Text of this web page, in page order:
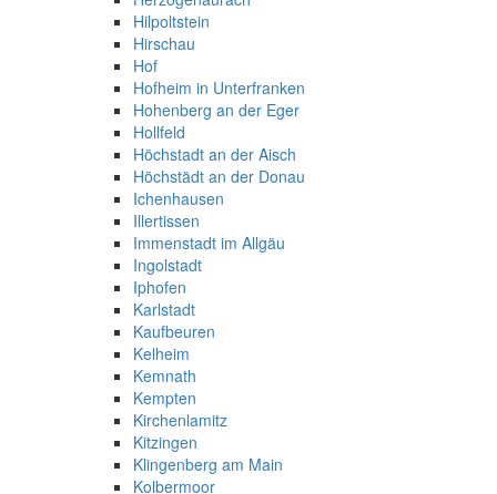
Hilpoltstein
Hirschau
Hof
Hofheim in Unterfranken
Hohenberg an der Eger
Hollfeld
Höchstadt an der Aisch
Höchstädt an der Donau
Ichenhausen
Illertissen
Immenstadt im Allgäu
Ingolstadt
Iphofen
Karlstadt
Kaufbeuren
Kelheim
Kemnath
Kempten
Kirchenlamitz
Kitzingen
Klingenberg am Main
Kolbermoor